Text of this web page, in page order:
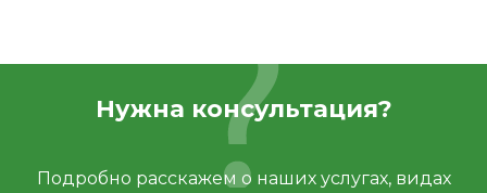
Нужна консультация?
Подробно расскажем о наших услугах, видах